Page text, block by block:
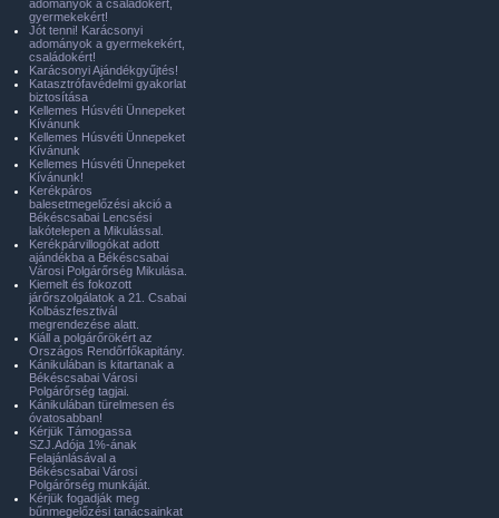
adományok a családokért,
gyermekekért!
Jót tenni! Karácsonyi
adományok a gyermekekért,
családokért!
Karácsonyi Ajándékgyűjtés!
Katasztrófavédelmi gyakorlat
biztosítása
Kellemes Húsvéti Ünnepeket
Kívánunk
Kellemes Húsvéti Ünnepeket
Kívánunk
Kellemes Húsvéti Ünnepeket
Kívánunk!
Kerékpáros
balesetmegelőzési akció a
Békéscsabai Lencsési
lakótelepen a Mikulással.
Kerékpárvillogókat adott
ajándékba a Békéscsabai
Városi Polgárőrség Mikulása.
Kiemelt és fokozott
járőrszolgálatok a 21. Csabai
Kolbászfesztivál
megrendezése alatt.
Kiáll a polgárőrökért az
Országos Rendőrfőkapitány.
Kánikulában is kitartanak a
Békéscsabai Városi
Polgárőrség tagjai.
Kánikulában türelmesen és
óvatosabban!
Kérjük Támogassa
SZJ.Adója 1%-ának
Felajánlásával a
Békéscsabai Városi
Polgárőrség munkáját.
Kérjük fogadják meg
bűnmegelőzési tanácsainkat